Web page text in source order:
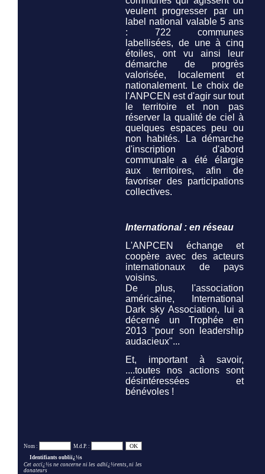
veulent progresser par un
label national valable 5 ans
: 722 communes
labellisées, de une à cinq
étoiles, ont vu ainsi leur
démarche de progrès
valorisée, localement et
nationalement. Le choix de
l'ANPCEN est d'agir sur tout
le territoire et non pas
réserver la qualité de ciel à
quelques espaces peu ou
non habités. La démarche
d'inscription d'abord
communale a été élargie
aux territoires, afin de
favoriser des participations
collectives.
International : en réseau
L'ANPCEN échange et
coopère avec des acteurs
internationaux de pays
voisins.
De plus, l'association
américaine,
International
Dark sky Association,
lui a
décerné un Trophée en
2013 "pour son leadership
audacieux"...
Et, important à savoir,
....toutes nos actions sont
désintéressées et
bénévoles !
Nom :
M.d.P. :
Identifiants oubliï¿½s
Cet accï¿½s ne concerne ni les adhï¿½rents, ni les
donateurs